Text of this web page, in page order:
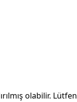
olabilir.